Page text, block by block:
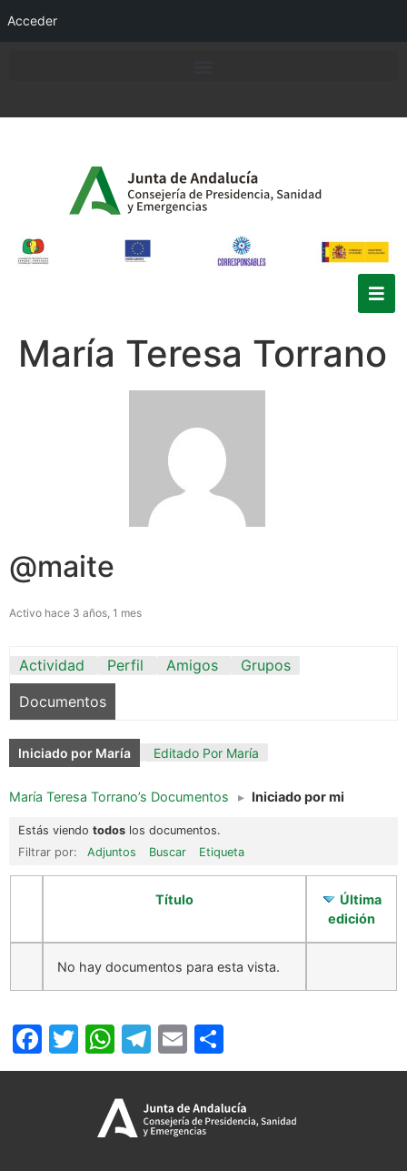
Acceder
María Teresa Torrano
@maite
Activo hace 3 años, 1 mes
Actividad Perfil Amigos
Grupos
Documentos
Iniciado por María Editado Por María
María Teresa Torrano’s Documentos ▸ Iniciado por mi
Estás viendo todos los documentos.
Filtrar por:
Adjuntos Buscar Etiqueta
Título
Última
edición
No hay documentos para esta vista.
Facebook
Twitter
WhatsApp
Telegram
Email